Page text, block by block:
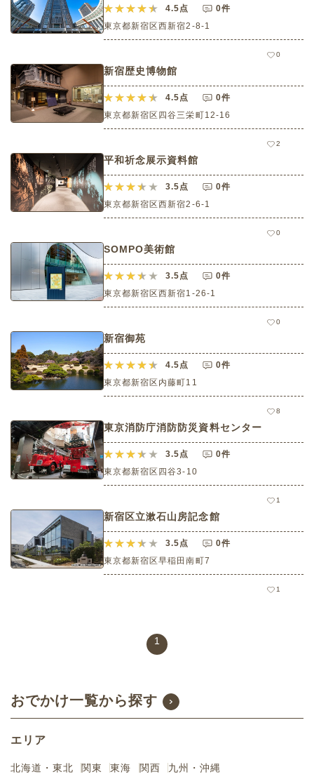
4.5点
0件
東京都新宿区西新宿2-8-1
0
新宿歴史博物館
4.5点
0件
東京都新宿区四谷三栄町12-16
2
平和祈念展示資料館
3.5点
0件
東京都新宿区西新宿2-6-1
0
SOMPO美術館
3.5点
0件
東京都新宿区西新宿1-26-1
0
新宿御苑
4.5点
0件
東京都新宿区内藤町11
8
東京消防庁消防防災資料センター
3.5点
0件
東京都新宿区四谷3-10
1
新宿区立漱石山房記念館
3.5点
0件
東京都新宿区早稲田南町7
1
1
おでかけ一覧から探す
エリア
北海道・東北 関東 東海 関西 九州・沖縄